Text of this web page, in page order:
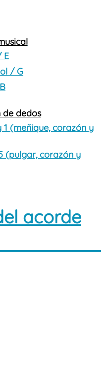
E
/ G
de dedos
1 (meñique, corazón y
(pulgar, corazón y
acorde